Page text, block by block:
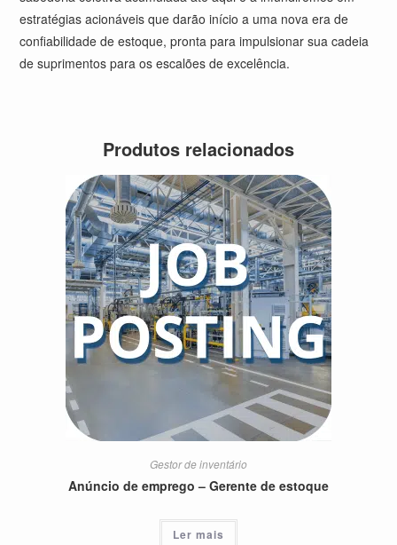
estratégias acionáveis que darão início a uma nova era de
confiabilidade de estoque, pronta para impulsionar sua cadeia
de suprimentos para os escalões de excelência.
Produtos relacionados
Gestor de inventário
Anúncio de emprego – Gerente de estoque
Ler mais